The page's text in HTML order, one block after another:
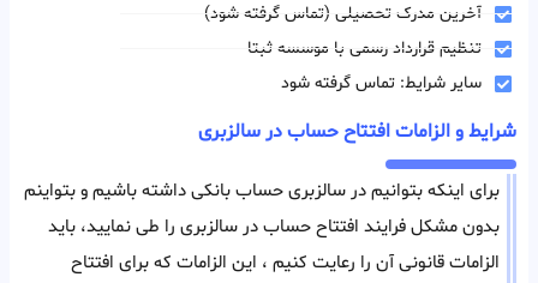
آخرین مدرک تحصیلی (تماس گرفته شود)
تنظیم قرارداد رسمی با موسسه ثبتا
سایر شرایط: تماس گرفته شود
شرایط و الزامات افتتاح حساب در سالزبری
برای اینکه بتوانیم در سالزبری حساب بانکی داشته باشیم و بتواینم
بدون مشکل فرایند افتتاح حساب در سالزبری را طی نمایید، باید
الزامات قانونی آن را رعایت کنیم ، این الزامات که برای افتتاح